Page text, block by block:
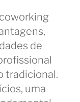
de
tradicional.
uma